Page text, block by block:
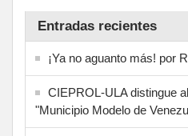
Entradas recientes
¡Ya no aguanto más! por
CIEPROL-ULA distingue
"Municipio Modelo de